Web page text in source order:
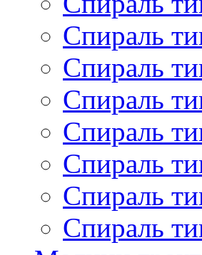
Спираль
Спираль
Спираль
Спираль
Спираль
Спираль
Спираль